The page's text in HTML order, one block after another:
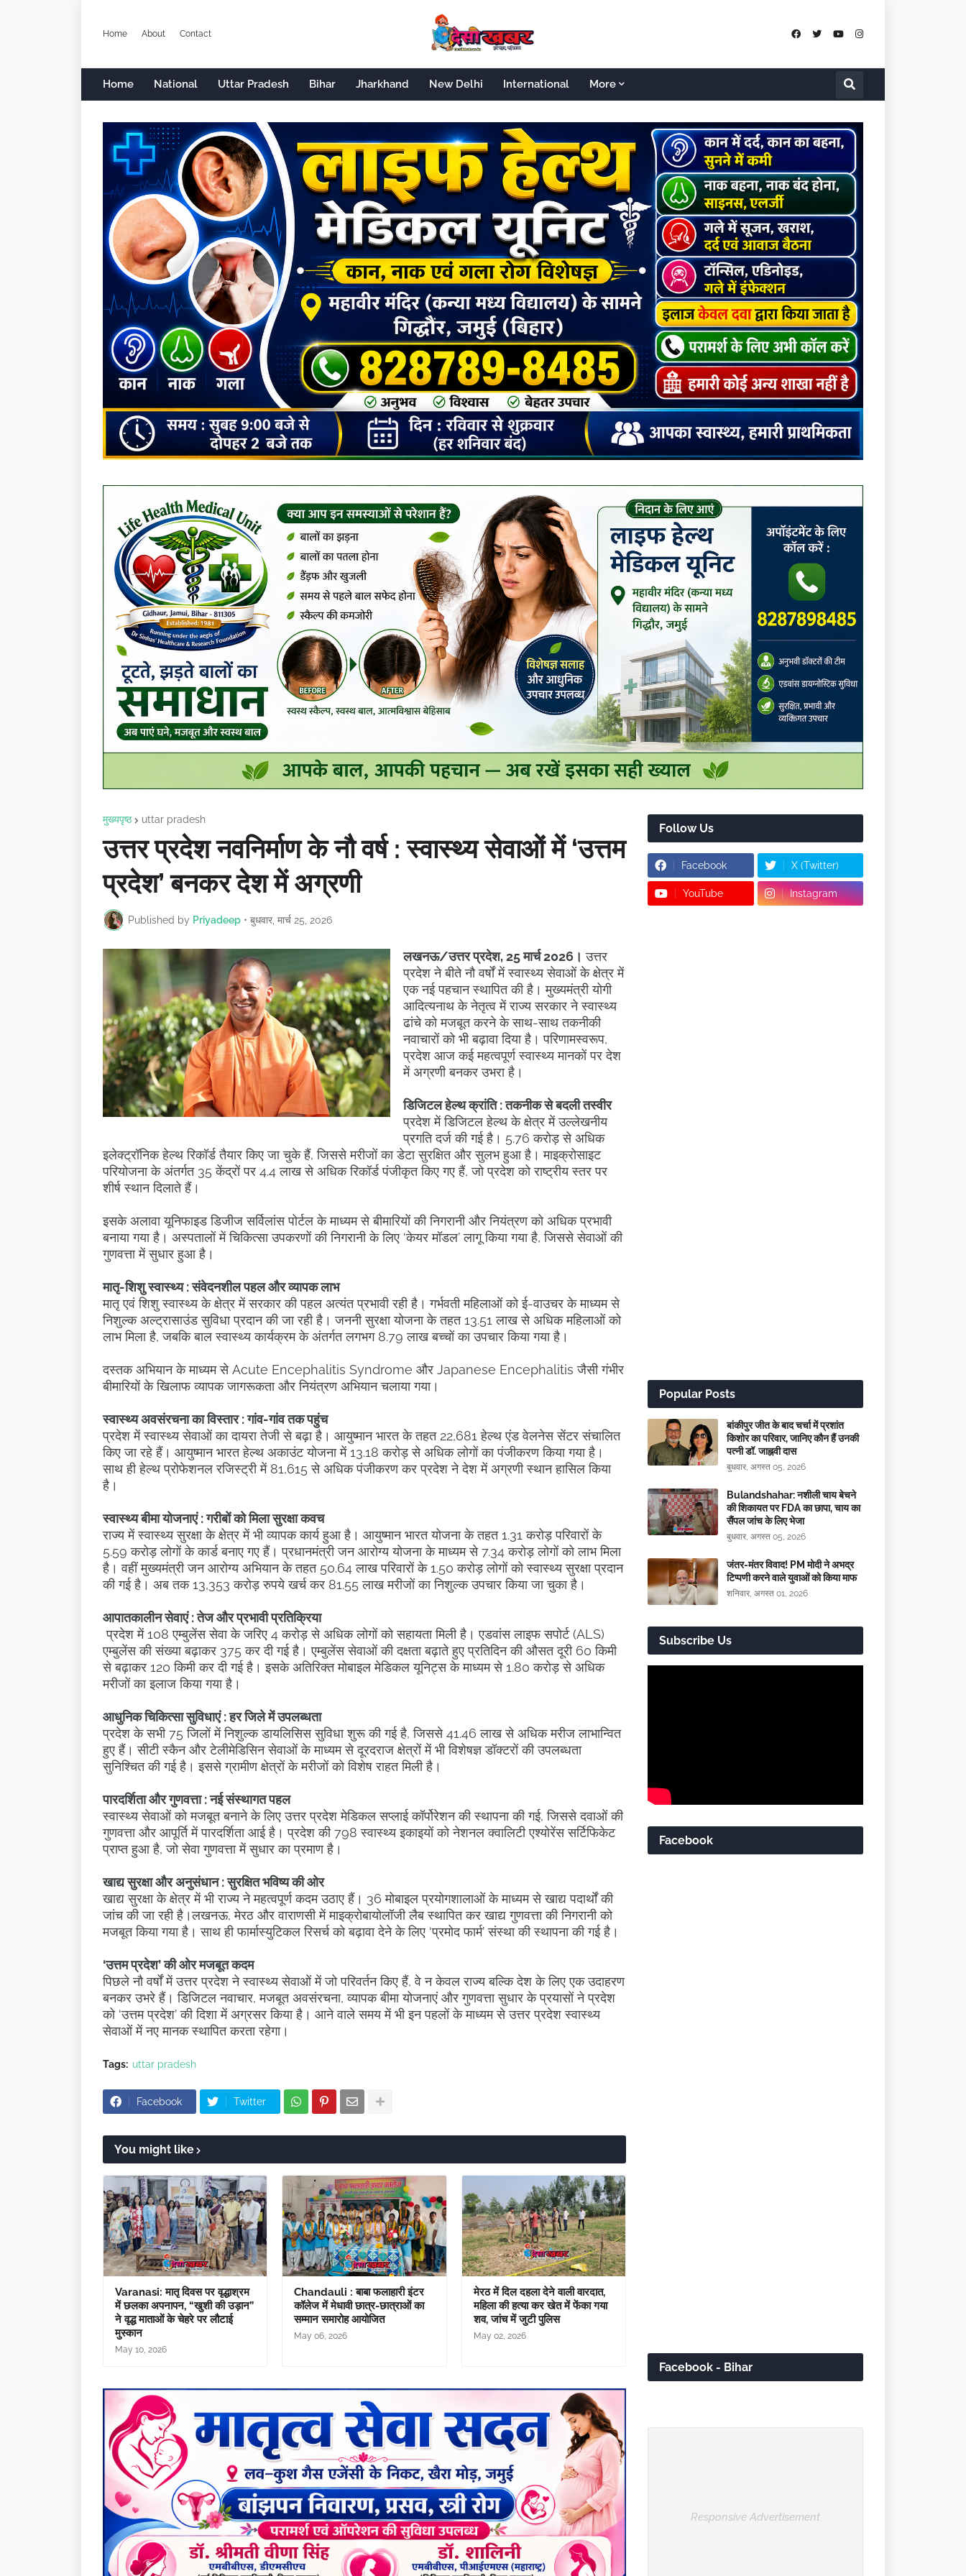
Home About Contact
Home National Uttar Pradesh Bihar Jharkhand New Delhi International More
मुख्यपृष्ठ uttar pradesh
उत्तर प्रदेश नवनिर्माण के नौ वर्ष : स्वास्थ्य सेवाओं में ‘उत्तम
प्रदेश’ बनकर देश में अग्रणी
Published by Priyadeep • बुधवार, मार्च 25, 2026
लखनऊ/उत्तर प्रदेश, 25 मार्च 2026। उत्तर
प्रदेश ने बीते नौ वर्षों में स्वास्थ्य सेवाओं के क्षेत्र में
एक नई पहचान स्थापित की है। मुख्यमंत्री योगी
आदित्यनाथ के नेतृत्व में राज्य सरकार ने स्वास्थ्य
ढांचे को मजबूत करने के साथ-साथ तकनीकी
नवाचारों को भी बढ़ावा दिया है। परिणामस्वरूप,
प्रदेश आज कई महत्वपूर्ण स्वास्थ्य मानकों पर देश
में अग्रणी बनकर उभरा है।
डिजिटल हेल्थ क्रांति : तकनीक से बदली तस्वीर
प्रदेश में डिजिटल हेल्थ के क्षेत्र में उल्लेखनीय
प्रगति दर्ज की गई है। 5.76 करोड़ से अधिक
इलेक्ट्रॉनिक हेल्थ रिकॉर्ड तैयार किए जा चुके हैं, जिससे मरीजों का डेटा सुरक्षित और सुलभ हुआ है। माइक्रोसाइट
परियोजना के अंतर्गत 35 केंद्रों पर 4.4 लाख से अधिक रिकॉर्ड पंजीकृत किए गए हैं, जो प्रदेश को राष्ट्रीय स्तर पर
शीर्ष स्थान दिलाते हैं।
इसके अलावा यूनिफाइड डिजीज सर्विलांस पोर्टल के माध्यम से बीमारियों की निगरानी और नियंत्रण को अधिक प्रभावी
बनाया गया है। अस्पतालों में चिकित्सा उपकरणों की निगरानी के लिए ‘केयर मॉडल’ लागू किया गया है, जिससे सेवाओं की
गुणवत्ता में सुधार हुआ है।
मातृ-शिशु स्वास्थ्य : संवेदनशील पहल और व्यापक लाभ
मातृ एवं शिशु स्वास्थ्य के क्षेत्र में सरकार की पहल अत्यंत प्रभावी रही है। गर्भवती महिलाओं को ई-वाउचर के माध्यम से
निशुल्क अल्ट्रासाउंड सुविधा प्रदान की जा रही है। जननी सुरक्षा योजना के तहत 13.51 लाख से अधिक महिलाओं को
लाभ मिला है, जबकि बाल स्वास्थ्य कार्यक्रम के अंतर्गत लगभग 8.79 लाख बच्चों का उपचार किया गया है।
दस्तक अभियान के माध्यम से Acute Encephalitis Syndrome और Japanese Encephalitis जैसी गंभीर
बीमारियों के खिलाफ व्यापक जागरूकता और नियंत्रण अभियान चलाया गया।
स्वास्थ्य अवसंरचना का विस्तार : गांव-गांव तक पहुंच
प्रदेश में स्वास्थ्य सेवाओं का दायरा तेजी से बढ़ा है। आयुष्मान भारत के तहत 22,681 हेल्थ एंड वेलनेस सेंटर संचालित
किए जा रहे हैं। आयुष्मान भारत हेल्थ अकाउंट योजना में 13.18 करोड़ से अधिक लोगों का पंजीकरण किया गया है।
साथ ही हेल्थ प्रोफेशनल रजिस्ट्री में 81,615 से अधिक पंजीकरण कर प्रदेश ने देश में अग्रणी स्थान हासिल किया
है।
स्वास्थ्य बीमा योजनाएं : गरीबों को मिला सुरक्षा कवच
राज्य में स्वास्थ्य सुरक्षा के क्षेत्र में भी व्यापक कार्य हुआ है। आयुष्मान भारत योजना के तहत 1.31 करोड़ परिवारों के
5.59 करोड़ लोगों के कार्ड बनाए गए हैं। प्रधानमंत्री जन आरोग्य योजना के माध्यम से 7.34 करोड़ लोगों को लाभ मिला
है। वहीं मुख्यमंत्री जन आरोग्य अभियान के तहत 50.64 लाख परिवारों के 1.50 करोड़ लोगों को स्वास्थ्य सुरक्षा प्रदान
की गई है। अब तक 13,353 करोड़ रुपये खर्च कर 81.55 लाख मरीजों का निशुल्क उपचार किया जा चुका है।
आपातकालीन सेवाएं : तेज और प्रभावी प्रतिक्रिया
प्रदेश में 108 एम्बुलेंस सेवा के जरिए 4 करोड़ से अधिक लोगों को सहायता मिली है। एडवांस लाइफ सपोर्ट (ALS)
एम्बुलेंस की संख्या बढ़ाकर 375 कर दी गई है। एम्बुलेंस सेवाओं की दक्षता बढ़ाते हुए प्रतिदिन की औसत दूरी 60 किमी
से बढ़ाकर 120 किमी कर दी गई है। इसके अतिरिक्त मोबाइल मेडिकल यूनिट्स के माध्यम से 1.80 करोड़ से अधिक
मरीजों का इलाज किया गया है।
आधुनिक चिकित्सा सुविधाएं : हर जिले में उपलब्धता
प्रदेश के सभी 75 जिलों में निशुल्क डायलिसिस सुविधा शुरू की गई है, जिससे 41.46 लाख से अधिक मरीज लाभान्वित
हुए हैं। सीटी स्कैन और टेलीमेडिसिन सेवाओं के माध्यम से दूरदराज क्षेत्रों में भी विशेषज्ञ डॉक्टरों की उपलब्धता
सुनिश्चित की गई है। इससे ग्रामीण क्षेत्रों के मरीजों को विशेष राहत मिली है।
पारदर्शिता और गुणवत्ता : नई संस्थागत पहल
स्वास्थ्य सेवाओं को मजबूत बनाने के लिए उत्तर प्रदेश मेडिकल सप्लाई कॉर्पोरेशन की स्थापना की गई, जिससे दवाओं की
गुणवत्ता और आपूर्ति में पारदर्शिता आई है। प्रदेश की 798 स्वास्थ्य इकाइयों को नेशनल क्वालिटी एश्योरेंस सर्टिफिकेट
प्राप्त हुआ है, जो सेवा गुणवत्ता में सुधार का प्रमाण है।
खाद्य सुरक्षा और अनुसंधान : सुरक्षित भविष्य की ओर
खाद्य सुरक्षा के क्षेत्र में भी राज्य ने महत्वपूर्ण कदम उठाए हैं। 36 मोबाइल प्रयोगशालाओं के माध्यम से खाद्य पदार्थों की
जांच की जा रही है।लखनऊ, मेरठ और वाराणसी में माइक्रोबायोलॉजी लैब स्थापित कर खाद्य गुणवत्ता की निगरानी को
मजबूत किया गया है। साथ ही फार्मास्युटिकल रिसर्च को बढ़ावा देने के लिए ‘प्रमोद फार्म’ संस्था की स्थापना की गई है।
‘उत्तम प्रदेश’ की ओर मजबूत कदम
पिछले नौ वर्षों में उत्तर प्रदेश ने स्वास्थ्य सेवाओं में जो परिवर्तन किए हैं, वे न केवल राज्य बल्कि देश के लिए एक उदाहरण
बनकर उभरे हैं। डिजिटल नवाचार, मजबूत अवसंरचना, व्यापक बीमा योजनाएं और गुणवत्ता सुधार के प्रयासों ने प्रदेश
को ‘उत्तम प्रदेश’ की दिशा में अग्रसर किया है। आने वाले समय में भी इन पहलों के माध्यम से उत्तर प्रदेश स्वास्थ्य
सेवाओं में नए मानक स्थापित करता रहेगा।
Tags: uttar pradesh
Facebook Twitter
You might like
Varanasi: मातृ दिवस पर वृद्धाश्रम
में छलका अपनापन, “खुशी की उड़ान”
ने वृद्ध माताओं के चेहरे पर लौटाई
मुस्कान
May 10, 2026
Chandauli : बाबा फलाहारी इंटर
कॉलेज में मेधावी छात्र-छात्राओं का
सम्मान समारोह आयोजित
May 06, 2026
मेरठ में दिल दहला देने वाली वारदात,
महिला की हत्या कर खेत में फेंका गया
शव, जांच में जुटी पुलिस
May 02, 2026
Follow Us
Facebook X (Twitter)
YouTube Instagram
Popular Posts
बांकीपुर जीत के बाद चर्चा में प्रशांत
किशोर का परिवार, जानिए कौन हैं उनकी
पत्नी डॉ. जाह्नवी दास
बुधवार, अगस्त 05, 2026
Bulandshahar: नशीली चाय बेचने
की शिकायत पर FDA का छापा, चाय का
सैंपल जांच के लिए भेजा
बुधवार, अगस्त 05, 2026
जंतर-मंतर विवाद! PM मोदी ने अभद्र
टिप्पणी करने वाले युवाओं को किया माफ
शनिवार, अगस्त 01, 2026
Subscribe Us
Facebook
Facebook - Bihar
Responsive Advertisement